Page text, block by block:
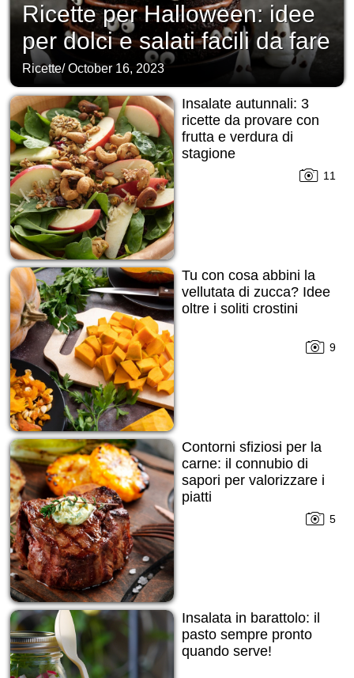
Ricette per Halloween: idee
per dolci e salati facili da fare
Ricette/October 16, 2023
Insalate autunnali: 3
ricette da provare con
frutta e verdura di
stagione
11
Tu con cosa abbini la
vellutata di zucca? Idee
oltre i soliti crostini
9
Contorni sfiziosi per la
carne: il connubio di
sapori per valorizzare i
piatti
5
Insalata in barattolo: il
pasto sempre pronto
quando serve!